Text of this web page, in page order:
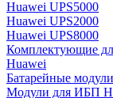
Huawei UPS5000
Huawei UPS2000
Huawei UPS8000
Комплектующие
Huawei
Батарейные
Модули для ИБП